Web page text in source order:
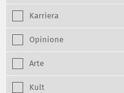
Karriera
Opinione
Arte
Kult